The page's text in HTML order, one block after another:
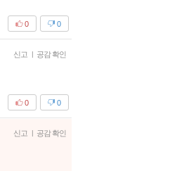
0
0
신고 | 공감 확인
0
0
신고 | 공감 확인